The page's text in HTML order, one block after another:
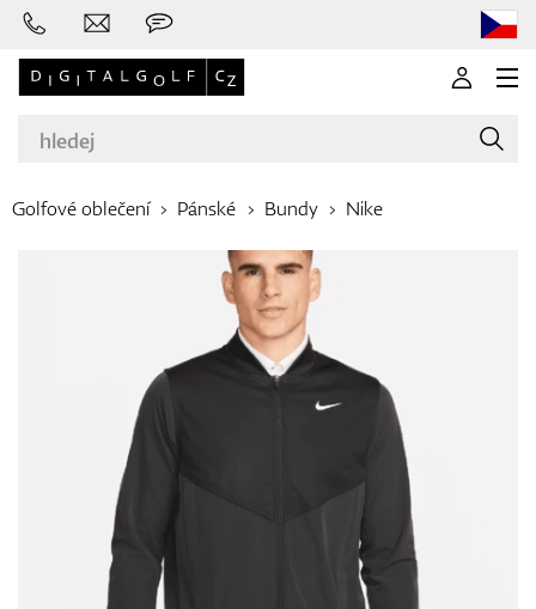
Značky
Golfové hole
Golfové oblečení Pánské Bundy Nike